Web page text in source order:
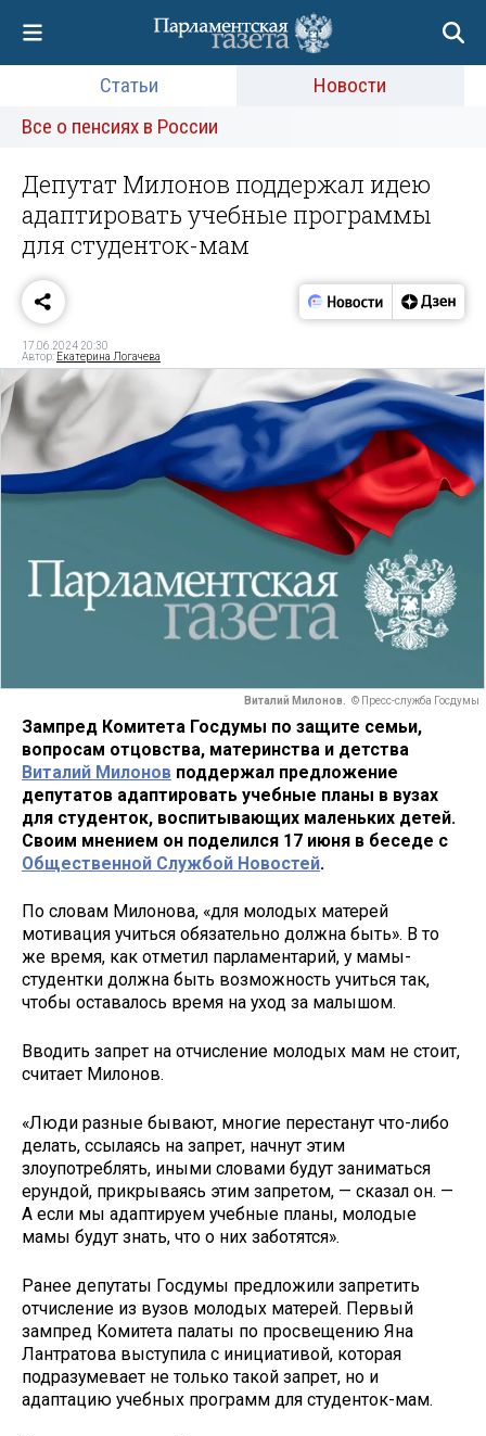
Статьи
Новости
Все о пенсиях в России
Депутат Милонов поддержал идею
адаптировать учебные программы
для студенток-мам
17.06.2024 20:30
Автор: Екатерина Логачева
Виталий Милонов. © Пресс-служба Госдумы
Зампред Комитета Госдумы по защите семьи,
вопросам отцовства, материнства и детства
Виталий Милонов поддержал предложение
депутатов адаптировать учебные планы в вузах
для студенток, воспитывающих маленьких детей.
Своим мнением он поделился 17 июня в беседе с
Общественной Службой Новостей.
По словам Милонова, «для молодых матерей
мотивация учиться обязательно должна быть». В то
же время, как отметил парламентарий, у мамы-
студентки должна быть возможность учиться так,
чтобы оставалось время на уход за малышом.
Вводить запрет на отчисление молодых мам не стоит,
считает Милонов.
«Люди разные бывают, многие перестанут что-либо
делать, ссылаясь на запрет, начнут этим
злоупотреблять, иными словами будут заниматься
ерундой, прикрываясь этим запретом, — сказал он. —
А если мы адаптируем учебные планы, молодые
мамы будут знать, что о них заботятся».
Ранее депутаты Госдумы предложили запретить
отчисление из вузов молодых матерей. Первый
зампред Комитета палаты по просвещению Яна
Лантратова выступила с инициативой, которая
подразумевает не только такой запрет, но и
адаптацию учебных программ для студенток-мам.